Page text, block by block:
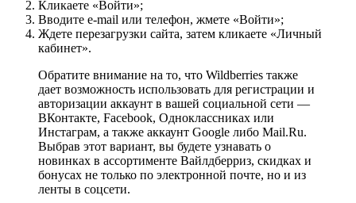
Кликаете «Войти»;
Вводите e-mail или телефон, жмете «Войти»;
Ждете перезагрузки сайта, затем кликаете «Личный
кабинет».
Обратите внимание на то, что Wildberries также
дает возможность использовать для регистрации и
авторизации аккаунт в вашей социальной сети —
ВКонтакте, Facebook, Одноклассниках или
Инстаграм, а также аккаунт Google либо Mail.Ru.
Выбрав этот вариант, вы будете узнавать о
новинках в ассортименте Вайлдберриз, скидках и
бонусах не только по электронной почте, но и из
ленты в соцсети.